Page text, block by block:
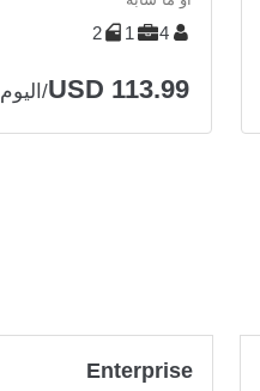
4
1
2
USD 113.99/اليوم
Enterprise